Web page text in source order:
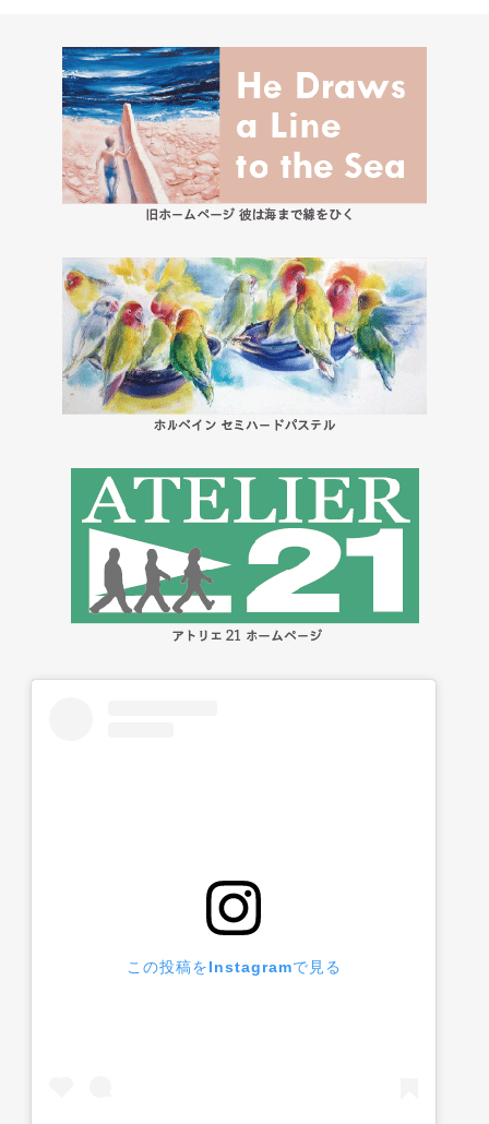
この投稿をInstagramで見る